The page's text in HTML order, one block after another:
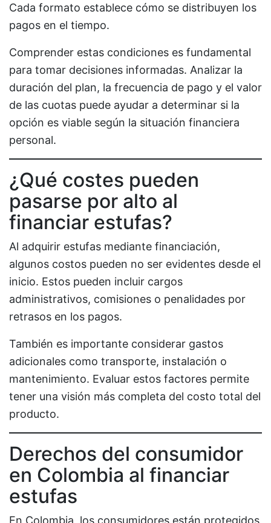
Cada formato establece cómo se distribuyen los
pagos en el tiempo.
Comprender estas condiciones es fundamental
para tomar decisiones informadas. Analizar la
duración del plan, la frecuencia de pago y el valor
de las cuotas puede ayudar a determinar si la
opción es viable según la situación financiera
personal.
¿Qué costes pueden
pasarse por alto al
financiar estufas?
Al adquirir estufas mediante financiación,
algunos costos pueden no ser evidentes desde el
inicio. Estos pueden incluir cargos
administrativos, comisiones o penalidades por
retrasos en los pagos.
También es importante considerar gastos
adicionales como transporte, instalación o
mantenimiento. Evaluar estos factores permite
tener una visión más completa del costo total del
producto.
Derechos del consumidor
en Colombia al financiar
estufas
En Colombia, los consumidores están protegidos